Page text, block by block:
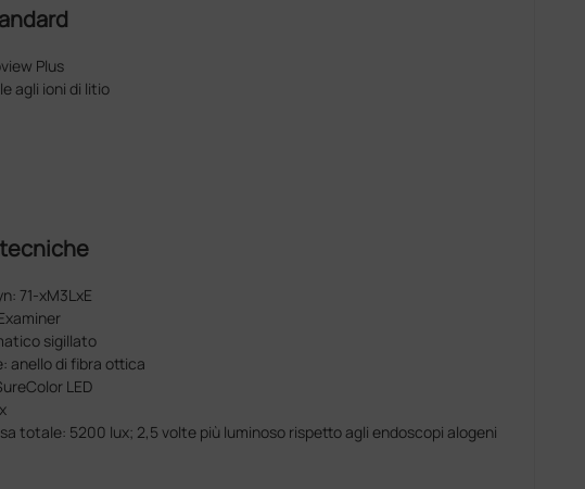
Plus
agli ioni di litio
71-xM3LxE
sigillato
anello di fibra ottica
LED
totale: 5200 lux; 2,5 volte più luminoso rispetto agli endoscopi alogeni